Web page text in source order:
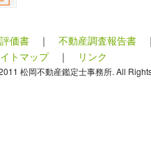
価書 ｜ 不動産調査報告書
トマップ｜ リンク
松岡不動産鑑定士事務所. All